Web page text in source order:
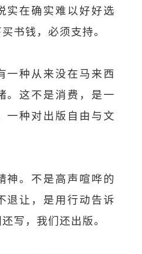
实在确实难以好好选
书钱，必须支持。
一种从来没在马来西
。这不是消费，是一
一种对出版自由与文
神。不是高声喧哗的
退让，是用行动告诉
写，我们还出版。